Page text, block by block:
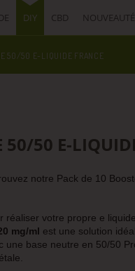
DIY CBD NOUVEAUTÉ
50/50 E-LIQUIDE FRANCE
50/50 E-
notre Pack de 10
réaliser votre propre e
mg/ml est une solution
une base neutre en 50/50